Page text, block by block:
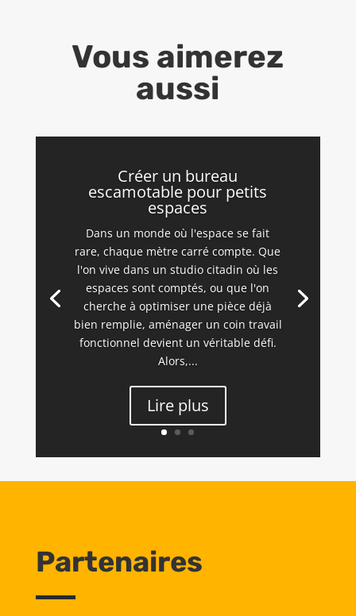
Vous aimerez
aussi
Créer un bureau
escamotable pour petits
espaces
Dans un monde où l'espace se fait
rare, chaque mètre carré compte. Que
l'on vive dans un studio citadin où les
espaces sont comptés, ou que l'on
cherche à optimiser une pièce déjà
bien remplie, aménager un coin travail
fonctionnel devient un véritable défi.
Alors,...
Lire plus
Partenaires